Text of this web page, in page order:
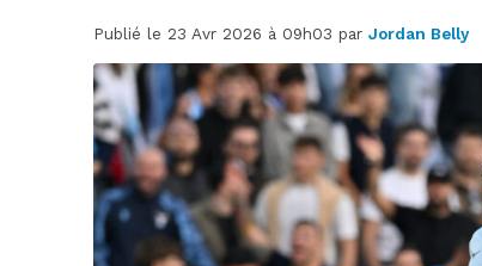
Publié le 23 Avr 2026 à 09h03 parJordan Belly